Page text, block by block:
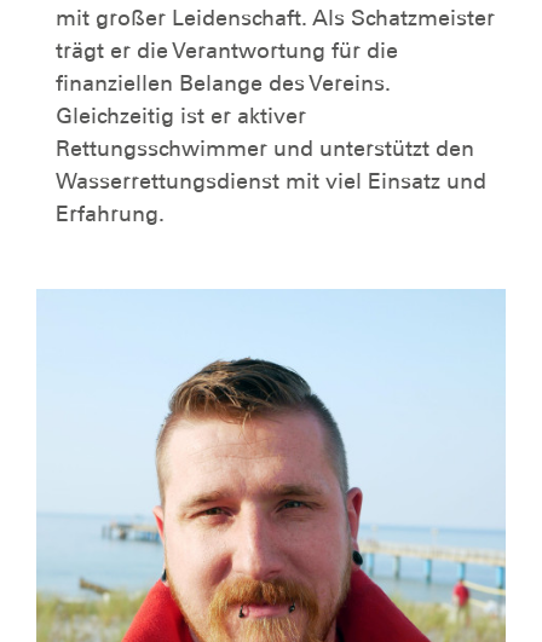
mit großer Leidenschaft. Als Schatzmeister
trägt er die Verantwortung für die
finanziellen Belange des Vereins.
Gleichzeitig ist er aktiver
Rettungsschwimmer und unterstützt den
Wasserrettungsdienst mit viel Einsatz und
Erfahrung.